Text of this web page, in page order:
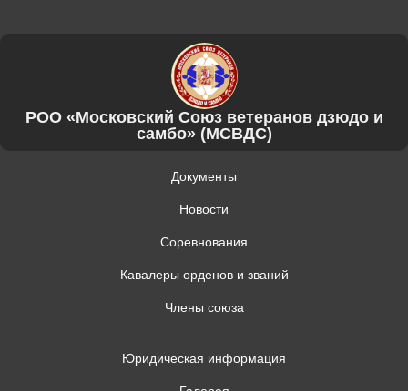
РОО «Московский Союз ветеранов дзюдо и
самбо» (МСВДС)
Документы
Новости
Соревнования
Кавалеры орденов и званий
Члены союза
Юридическая информация